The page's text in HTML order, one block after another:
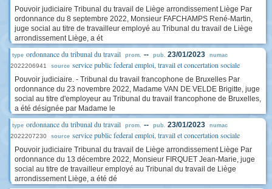
Pouvoir judiciaire Tribunal du travail de Liège arrondissement Liège Par
ordonnance du 8 septembre 2022, Monsieur FAFCHAMPS René-Martin,
juge social au titre de travailleur employé au Tribunal du travail de Liège
arrondissement Liège, a ét
type ordonnance du tribunal du travail prom. -- pub. 23/01/2023 numac
2022206941 source service public federal emploi, travail et concertation sociale
Pouvoir judiciaire. - Tribunal du travail francophone de Bruxelles Par
ordonnance du 23 novembre 2022, Madame VAN DE VELDE Brigitte, juge
social au titre d'employeur au Tribunal du travail francophone de Bruxelles,
a été désignée par Madame le
type ordonnance du tribunal du travail prom. -- pub. 23/01/2023 numac
2022207230 source service public federal emploi, travail et concertation sociale
Pouvoir judiciaire Tribunal du travail de Liège arrondissement Liège Par
ordonnance du 13 décembre 2022, Monsieur FIRQUET Jean-Marie, juge
social au titre de travailleur employé au Tribunal du travail de Liège
arrondissement Liège, a été dé